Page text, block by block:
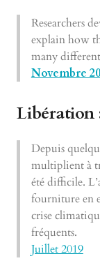
Researchers
explain how
many
Novembre
Libération
Depuis
multiplient à
été difficile.
fourniture en
crise
fréquents.
Juillet 2019